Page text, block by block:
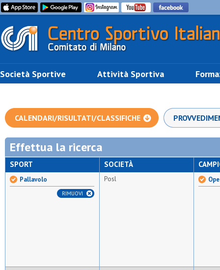
Società Sportive Attività Sportiva
CALENDARI/RISULTATI/CLASSIFICHE
Effettua la ricerca
SPORT
Pallavolo
RIMUOVI
SOCIETÀ
Posl